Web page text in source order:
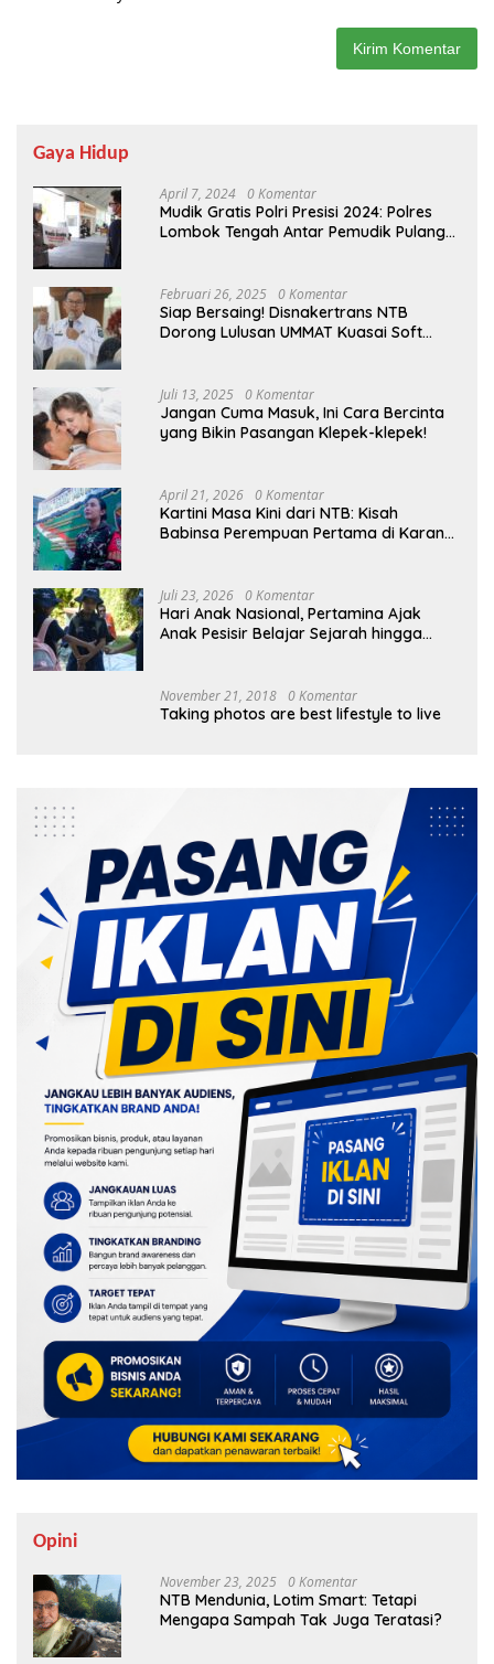
Gaya Hidup
April 7, 2024 0 Komentar
Mudik Gratis Polri Presisi 2024: Polres
Lombok Tengah Antar Pemudik Pulang
Februari 26, 2025 0 Komentar
Siap Bersaing! Disnakertrans NTB
Dorong Lulusan UMMAT Kuasai Soft
Juli 13, 2025 0 Komentar
Jangan Cuma Masuk, Ini Cara Bercinta
yang Bikin Pasangan Klepek-klepek!
April 21, 2026 0 Komentar
Kartini Masa Kini dari NTB: Kisah
Babinsa Perempuan Pertama di Karang
Juli 23, 2026 0 Komentar
Hari Anak Nasional, Pertamina Ajak
Anak Pesisir Belajar Sejarah hingga
November 21, 2018 0 Komentar
Taking photos are best lifestyle to live
Opini
November 23, 2025 0 Komentar
NTB Mendunia, Lotim Smart: Tetapi
Mengapa Sampah Tak Juga Teratasi?